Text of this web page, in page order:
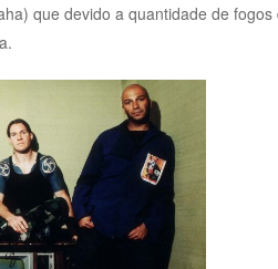
que devido a quantidade de fogos